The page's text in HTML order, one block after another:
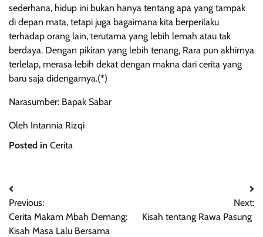
sederhana, hidup ini bukan hanya tentang apa yang tampak
di depan mata, tetapi juga bagaimana kita berperilaku
terhadap orang lain, terutama yang lebih lemah atau tak
berdaya. Dengan pikiran yang lebih tenang, Rara pun akhirnya
terlelap, merasa lebih dekat dengan makna dari cerita yang
baru saja didengarnya.(*)
Narasumber: Bapak Sabar
Oleh Intannia Rizqi
Posted in Cerita
Post
navigation
Previous:
Cerita Makam Mbah Demang:
Kisah Masa Lalu Bersama
Next:
Kisah tentang Rawa Pasung